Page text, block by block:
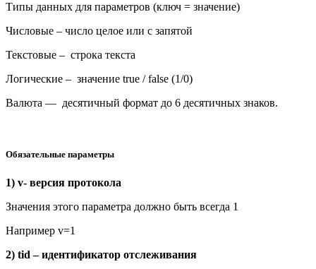
Типы данных для параметров (ключ = значение)
Числовые – число целое или с запятой
Текстовые – строка текста
Логические – значение true / false (1/0)
Валюта — десятичный формат до 6 десятичных знаков.
Обязательные параметры
1) v- версия протокола
Значения этого параметра должно быть всегда 1
Например v=1
2) tid – идентификатор отслеживания